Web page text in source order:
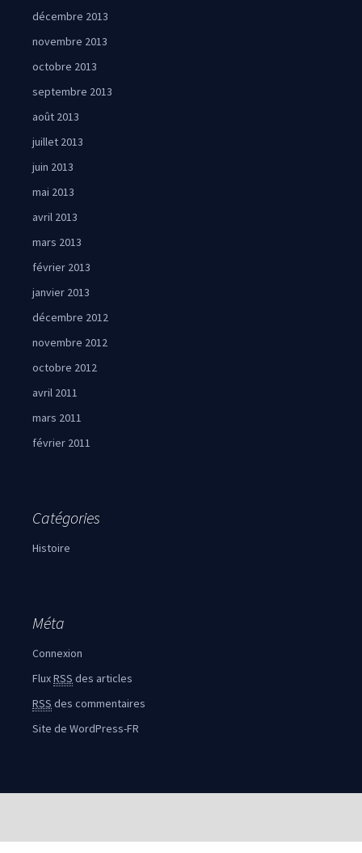
décembre 2013
novembre 2013
octobre 2013
septembre 2013
août 2013
juillet 2013
juin 2013
mai 2013
avril 2013
mars 2013
février 2013
janvier 2013
décembre 2012
novembre 2012
octobre 2012
avril 2011
mars 2011
février 2011
Catégories
Histoire
Méta
Connexion
FluxRSS des articles
RSS des commentaires
Site de WordPress-FR